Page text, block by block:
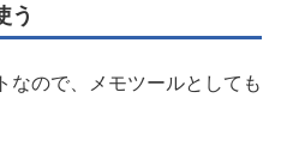
う
なので、メモツールとしても